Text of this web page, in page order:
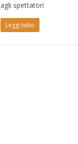
agli spettatori
Leggi tutto